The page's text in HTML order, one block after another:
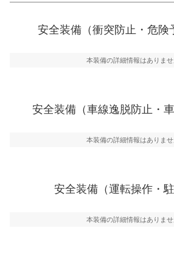
ーキアシスト、ABSなどが装備
車線逸脱防止
車線のはみだしやふらつきを防止
運転・駐車支援
グ・アシストやサイドブライン
安全装備（衝突防止・危険
本装備の詳細情報はありませ
安全装備（車線逸脱防止・車
本装備の詳細情報はありませ
安全装備（運転操作・駐
本装備の詳細情報はありませ